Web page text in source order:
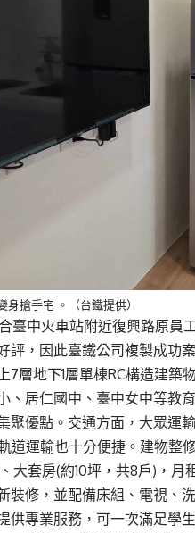
身搶手宅 。（台鐵提供）
臺中火車站附近復興路原
評，因此臺鐵公司複製成功
7層地下1層單棟RC構造建
、居仁國中、臺中女中等教
聚優點。交通方面，大眾運
道運輸也十分便捷。建物整
、大套房(約10坪，共8戶)，
裝修，並配備床組、電視、
供專業服務，可一次滿足學